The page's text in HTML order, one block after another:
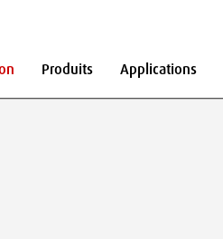
Produits Applications